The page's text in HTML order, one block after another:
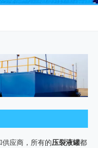
供应商，所有的压裂液罐都